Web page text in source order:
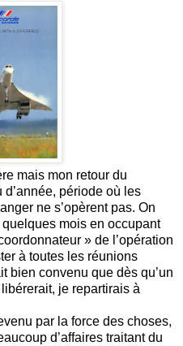
mais mon retour du
période où les
ne s’opèrent pas. On
quelques mois en occupant
» de l’opération
à toutes les réunions
bien convenu que dès qu’un
je repartirais à
par la force des choses,
d’affaires traitant du